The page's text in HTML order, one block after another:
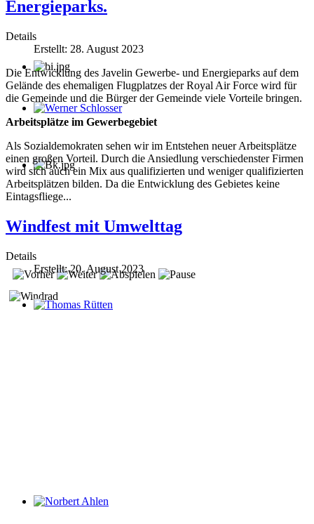
Werner Schlosser
Energieparks.
Details
Erstellt: 28. August 2023
Die Entwicklung des Javelin Gewerbe- und Energieparks auf dem
Gelände des ehemaligen Flugplatzes der Royal Air Force wird für
die Gemeinde und die Bürger der Gemeinde viele Vorteile bringen.
Arbeitsplätze im Gewerbegebiet
Als Sozialdemokraten sehen wir im Entstehen neuer Arbeitsplätze
einen großen Vorteil. Durch die Ansiedlung verschiedenster Firmen
wird sich auch ein Mix aus qualifizierten und weniger qualifizierten
Arbeitsplätzen bilden. Da die Entwicklung des Gebietes keine
Eintagsfliege...
Windfest mit Umwelttag
Details
Erstellt: 20. August 2023